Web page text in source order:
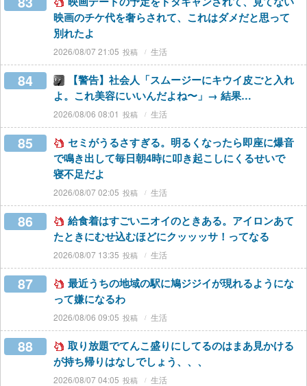
映画のチケ代を奢らされて、これはダメだと思って
別れたよ
2026/08/07 21:05 生活
84
【警告】社会人「スムージーにキウイ皮ごと入れ
よ。これ美容にいいんだよね〜」→ 結果…
2026/08/06 08:01 生活
85
セミがうるさすぎる。明るくなったら即座に爆音
で鳴き出して毎日朝4時に叩き起こしにくるせいで
寝不足だよ
2026/08/07 02:05 生活
86
給食着はすごいニオイのときある。アイロンあて
たときにむせ込むほどにクッッッサ！ってなる
2026/08/07 13:35 生活
87
最近うちの地域の駅に鳩ジジイが現れるようにな
って嫌になるわ
2026/08/06 09:05 生活
88
取り放題でてんこ盛りにしてるのはまあ見かける
が持ち帰りはなしでしょう、、、
2026/08/07 04:05 生活